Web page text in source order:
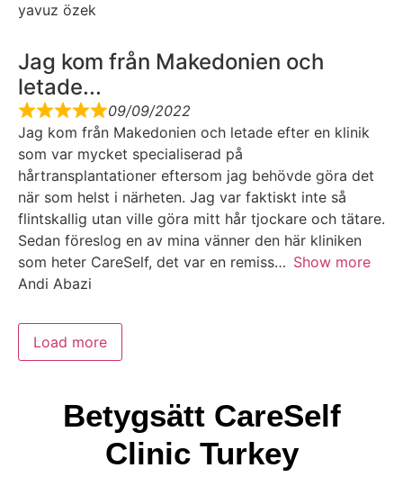
yavuz özek
Jag kom från Makedonien och
letade...
09/09/2022
Jag kom från Makedonien och letade efter en klinik
som var mycket specialiserad på
hårtransplantationer eftersom jag behövde göra det
när som helst i närheten. Jag var faktiskt inte så
flintskallig utan ville göra mitt hår tjockare och tätare.
Sedan föreslog en av mina vänner den här kliniken
som heter CareSelf, det var en remiss
Show more
Andi Abazi
Load more
Betygsätt CareSelf
Clinic Turkey